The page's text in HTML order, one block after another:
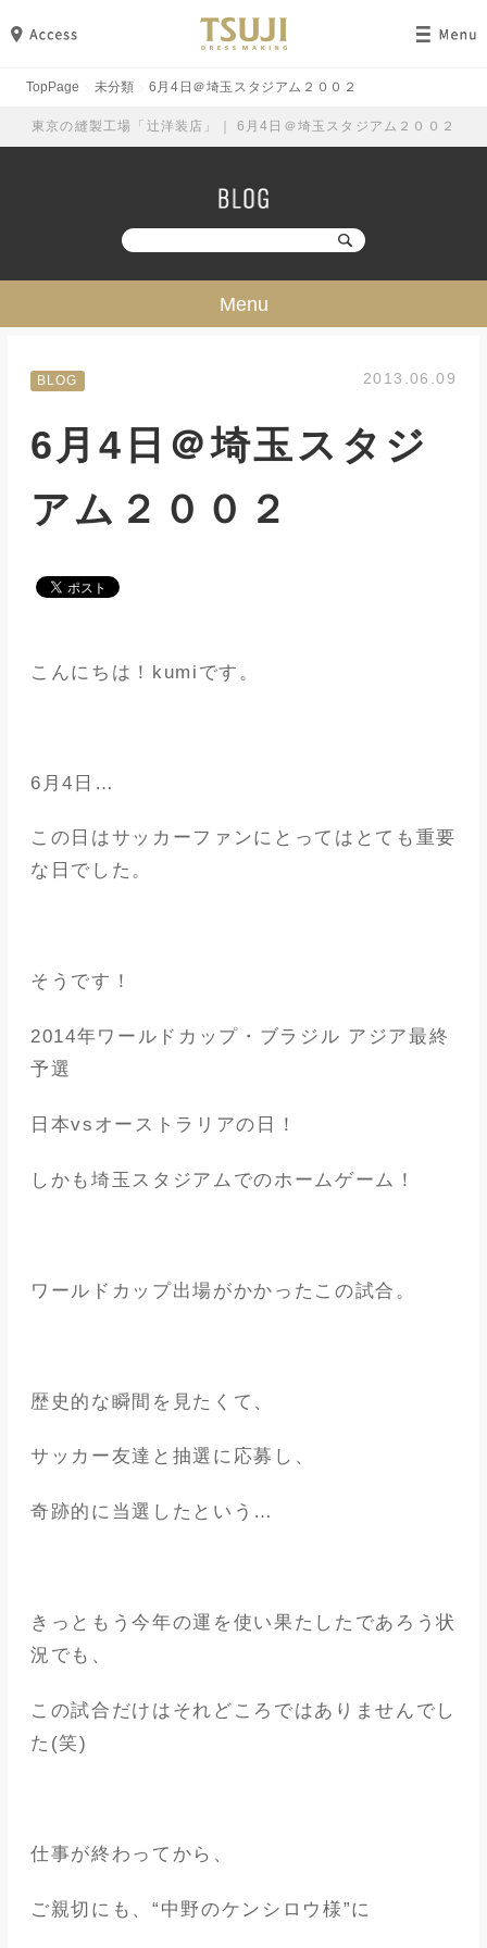
TopPage 未分類 6月4日＠埼玉スタジアム２００２
東京の縫製工場「辻洋装店」｜ 6月4日＠埼玉スタジアム２００２
Menu
勉強・成長
メディア
BLOG 2013.06.09
6月4日＠埼玉スタジ
アム２００２
こんにちは！kumiです。
6月4日…
この日はサッカーファンにとってはとても重要
な日でした。
そうです！
2014年ワールドカップ・ブラジル アジア最終
予選
日本vsオーストラリアの日！
しかも埼玉スタジアムでのホームゲーム！
ワールドカップ出場がかかったこの試合。
歴史的な瞬間を見たくて、
サッカー友達と抽選に応募し、
奇跡的に当選したという…
きっともう今年の運を使い果たしたであろう状
況でも、
この試合だけはそれどころではありませんでし
た(笑)
仕事が終わってから、
ご親切にも、“中野のケンシロウ様”に